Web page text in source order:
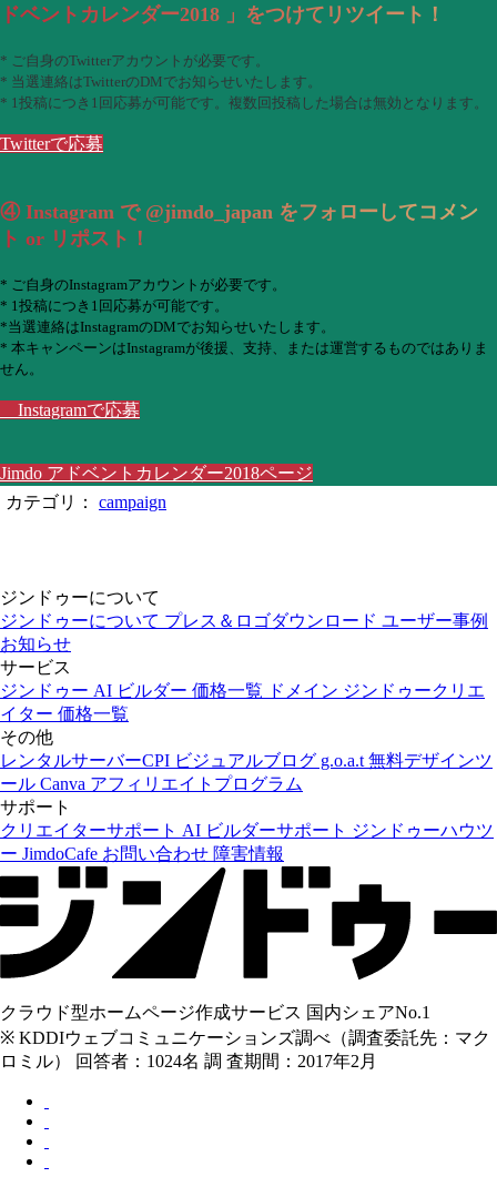
ドベントカレンダー2018 」をつけてリツイート！
* ご自身のTwitterアカウントが必要です。
* 当選連絡はTwitterのDMでお知らせいたします。
* 1投稿につき1回応募が可能です。複数回投稿した場合は無効となります。
Twitterで応募
④ Instagram で @jimdo_japan をフォローしてコメン
ト or リポスト！
* ご自身のInstagramアカウントが必要です。
* 1投稿につき1回応募が可能です。
*当選連絡はInstagramのDMでお知らせいたします。
* 本キャンペーンはInstagramが後援、支持、または運営するものではありま
せん。
Instagramで応募
Jimdo アドベントカレンダー2018ページ
カテゴリ：
campaign
ジンドゥーについて
ジンドゥーについて プレス＆ロゴダウンロード ユーザー事例
お知らせ
サービス
ジンドゥー AI ビルダー 価格一覧 ドメイン ジンドゥークリエ
イター 価格一覧
その他
レンタルサーバーCPI ビジュアルブログ g.o.a.t 無料デザインツ
ール Canva アフィリエイトプログラム
サポート
クリエイターサポート AI ビルダーサポート ジンドゥーハウツ
ー JimdoCafe お問い合わせ 障害情報
クラウド型ホームページ作成サービス 国内シェアNo.1
※ KDDIウェブコミュニケーションズ調べ（調査委託先：マク
ロミル） 回答者：1024名 調 査期間：2017年2月